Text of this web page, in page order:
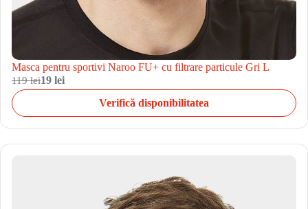
Masca pentru sportivi Naroo FU+ cu filtrare particule Gri L
119 lei19 lei
Verifică disponibilitatea